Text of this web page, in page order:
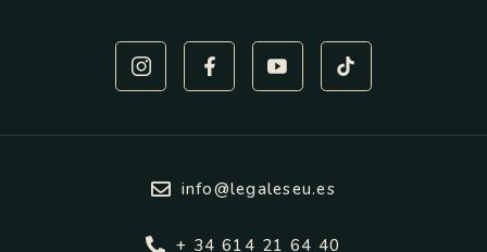
info@legaleseu.es
+ 34 614 21 64 40